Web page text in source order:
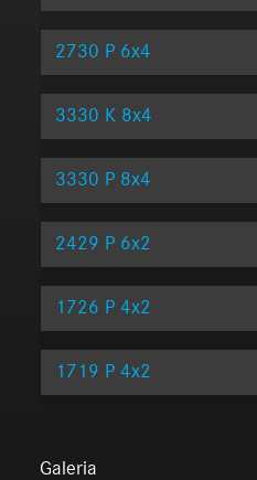
2730 P 6x4
3330 K 8x4
3330 P 8x4
2429 P 6x2
1726 P 4x2
1719 P 4x2
Galeria